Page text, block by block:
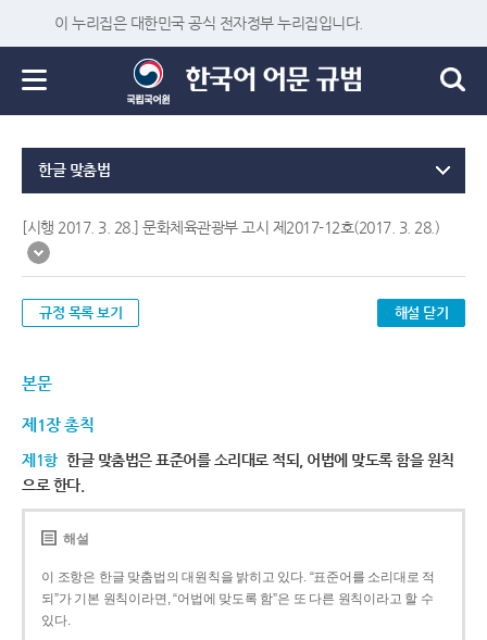
이 누리집은 대한민국 공식 전자정부 누리집입니다.
한글 맞춤법
[시행 2017. 3. 28.] 문화체육관광부 고시 제2017-12호(2017. 3. 28.)
규정 목록 보기 해설 닫기
본문
제1장 총칙
제1항 한글 맞춤법은 표준어를 소리대로 적되, 어법에 맞도록 함을 원칙
으로 한다.
해설
이 조항은 한글 맞춤법의 대원칙을 밝히고 있다. “표준어를 소리대로 적
되”가 기본 원칙이라면, “어법에 맞도록 함”은 또 다른 원칙이라고 할 수
있다.